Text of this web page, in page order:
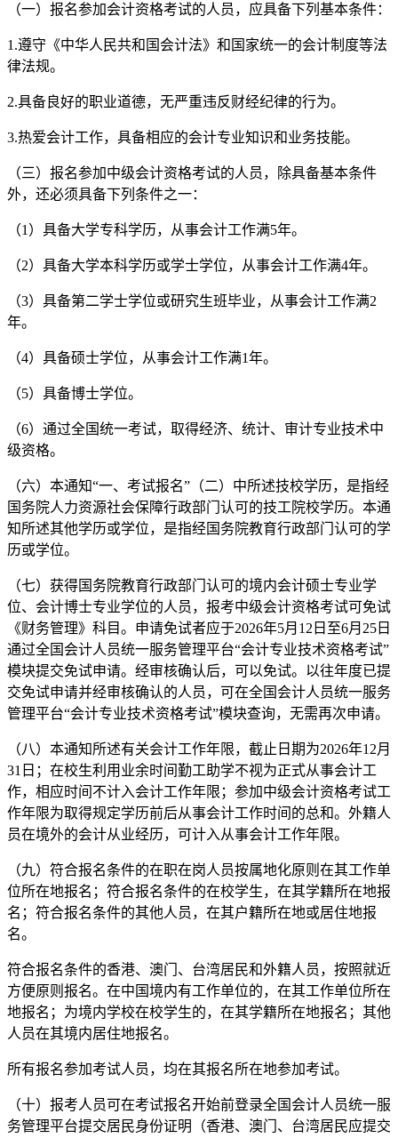
（一）报名参加会计资格考试的人员，应具备下列基本条件：
1.遵守《中华人民共和国会计法》和国家统一的会计制度等法
律法规。
2.具备良好的职业道德，无严重违反财经纪律的行为。
3.热爱会计工作，具备相应的会计专业知识和业务技能。
（三）报名参加中级会计资格考试的人员，除具备基本条件
外，还必须具备下列条件之一：
（1）具备大学专科学历，从事会计工作满5年。
（2）具备大学本科学历或学士学位，从事会计工作满4年。
（3）具备第二学士学位或研究生班毕业，从事会计工作满2
年。
（4）具备硕士学位，从事会计工作满1年。
（5）具备博士学位。
（6）通过全国统一考试，取得经济、统计、审计专业技术中
级资格。
（六）本通知“一、考试报名”（二）中所述技校学历，是指经
国务院人力资源社会保障行政部门认可的技工院校学历。本通
知所述其他学历或学位，是指经国务院教育行政部门认可的学
历或学位。
（七）获得国务院教育行政部门认可的境内会计硕士专业学
位、会计博士专业学位的人员，报考中级会计资格考试可免试
《财务管理》科目。申请免试者应于2026年5月12日至6月25日
通过全国会计人员统一服务管理平台“会计专业技术资格考试”
模块提交免试申请。经审核确认后，可以免试。以往年度已提
交免试申请并经审核确认的人员，可在全国会计人员统一服务
管理平台“会计专业技术资格考试”模块查询，无需再次申请。
（八）本通知所述有关会计工作年限，截止日期为2026年12月
31日；在校生利用业余时间勤工助学不视为正式从事会计工
作，相应时间不计入会计工作年限；参加中级会计资格考试工
作年限为取得规定学历前后从事会计工作时间的总和。外籍人
员在境外的会计从业经历，可计入从事会计工作年限。
（九）符合报名条件的在职在岗人员按属地化原则在其工作单
位所在地报名；符合报名条件的在校学生，在其学籍所在地报
名；符合报名条件的其他人员，在其户籍所在地或居住地报
名。
符合报名条件的香港、澳门、台湾居民和外籍人员，按照就近
方便原则报名。在中国境内有工作单位的，在其工作单位所在
地报名；为境内学校在校学生的，在其学籍所在地报名；其他
人员在其境内居住地报名。
所有报名参加考试人员，均在其报名所在地参加考试。
（十）报考人员可在考试报名开始前登录全国会计人员统一服
务管理平台提交居民身份证明（香港、澳门、台湾居民应提交